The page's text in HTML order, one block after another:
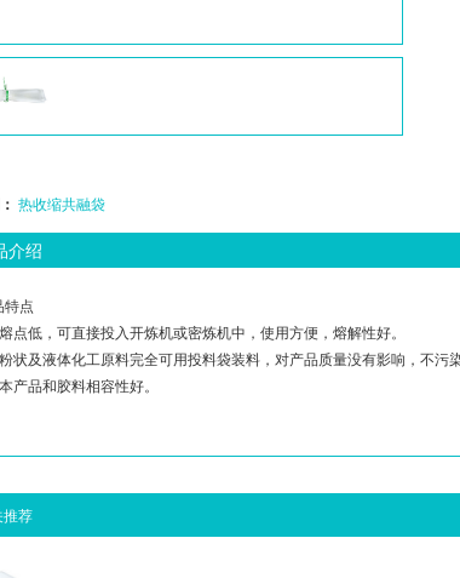
热收缩共融袋
介绍
特点
点低，可直接投入开炼机或密炼机中，使用方便，熔解性好。
状及液体化工原料完全可用投料袋装料，对产品质量没有影响，不污染
产品和胶料相容性好。
推荐